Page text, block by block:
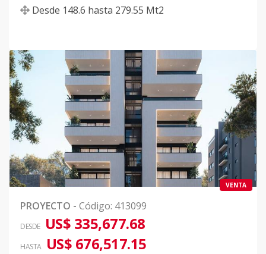
Desde 148.6 hasta 279.55 Mt2
VENTA
PROYECTO - Código: 413099
DESDE US$ 335,677.68
HASTA US$ 676,517.15